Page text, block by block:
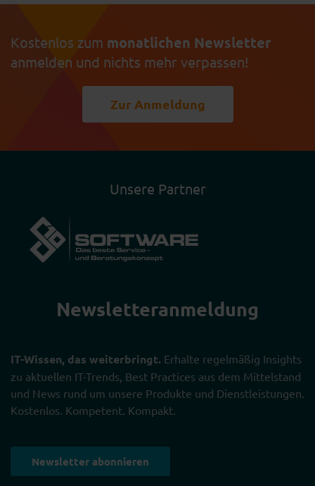
Kostenlos zum monatlichen Newsletter
anmelden und nichts mehr verpassen!
Zur Anmeldung
Unsere Partner
Newsletter­anmeldung
IT-Wissen, das weiterbringt. Erhalte regelmäßig Insights
zu aktuellen IT-Trends, Best Practices aus dem Mittelstand
und News rund um unsere Produkte und Dienstleistungen.
Kostenlos. Kompetent. Kompakt.
Newsletter abonnieren